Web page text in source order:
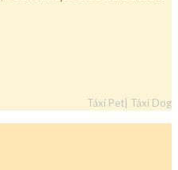
Táxi Pet| Táxi Dog